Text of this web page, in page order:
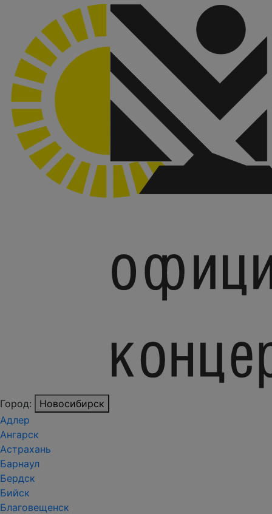
Город:
Новосибирск
Адлер
Ангарск
Астрахань
Барнаул
Бердск
Бийск
Благовещенск